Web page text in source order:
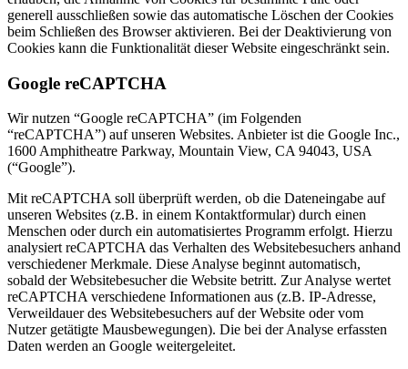
generell ausschließen sowie das automatische Löschen der Cookies
beim Schließen des Browser aktivieren. Bei der Deaktivierung von
Cookies kann die Funktionalität dieser Website eingeschränkt sein.
Google reCAPTCHA
Wir nutzen “Google reCAPTCHA” (im Folgenden
“reCAPTCHA”) auf unseren Websites. Anbieter ist die Google Inc.,
1600 Amphitheatre Parkway, Mountain View, CA 94043, USA
(“Google”).
Mit reCAPTCHA soll überprüft werden, ob die Dateneingabe auf
unseren Websites (z.B. in einem Kontaktformular) durch einen
Menschen oder durch ein automatisiertes Programm erfolgt. Hierzu
analysiert reCAPTCHA das Verhalten des Websitebesuchers anhand
verschiedener Merkmale. Diese Analyse beginnt automatisch,
sobald der Websitebesucher die Website betritt. Zur Analyse wertet
reCAPTCHA verschiedene Informationen aus (z.B. IP-Adresse,
Verweildauer des Websitebesuchers auf der Website oder vom
Nutzer getätigte Mausbewegungen). Die bei der Analyse erfassten
Daten werden an Google weitergeleitet.